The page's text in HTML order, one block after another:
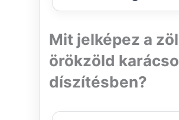
Mit jelképez a
örökzöld
díszítésben?